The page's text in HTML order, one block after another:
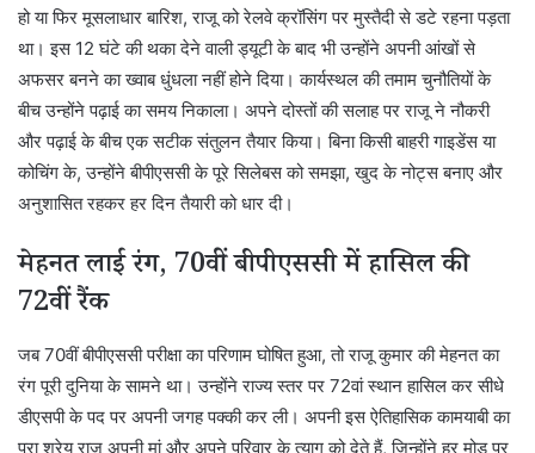
हो या फिर मूसलाधार बारिश, राजू को रेलवे क्रॉसिंग पर मुस्तैदी से डटे रहना पड़ता
था। इस 12 घंटे की थका देने वाली ड्यूटी के बाद भी उन्होंने अपनी आंखों से
अफसर बनने का ख्वाब धुंधला नहीं होने दिया। कार्यस्थल की तमाम चुनौतियों के
बीच उन्होंने पढ़ाई का समय निकाला। अपने दोस्तों की सलाह पर राजू ने नौकरी
और पढ़ाई के बीच एक सटीक संतुलन तैयार किया। बिना किसी बाहरी गाइडेंस या
कोचिंग के, उन्होंने बीपीएससी के पूरे सिलेबस को समझा, खुद के नोट्स बनाए और
अनुशासित रहकर हर दिन तैयारी को धार दी।
मेहनत लाई रंग, 70वीं बीपीएससी में हासिल की
72वीं रैंक
जब 70वीं बीपीएससी परीक्षा का परिणाम घोषित हुआ, तो राजू कुमार की मेहनत का
रंग पूरी दुनिया के सामने था। उन्होंने राज्य स्तर पर 72वां स्थान हासिल कर सीधे
डीएसपी के पद पर अपनी जगह पक्की कर ली। अपनी इस ऐतिहासिक कामयाबी का
पूरा श्रेय राजू अपनी मां और अपने परिवार के त्याग को देते हैं, जिन्होंने हर मोड़ पर